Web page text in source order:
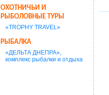
ОХОТНИЧЬИ И
РЫБОЛОВНЫЕ ТУРЫ
«TROPHY TRAVEL»
РЫБАЛКА
«ДЕЛЬТА ДНЕПРА»,
комплекс рыбалки и отдыха